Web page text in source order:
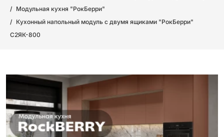
Модульная кухня "РокБерри"
Кухонный напольный модуль с двумя ящиками "РокБерри"
С2ЯК-800